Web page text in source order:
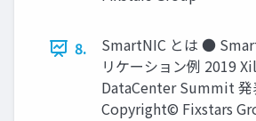
8.
SmartNIC とは ●
リケーション例 2019
DataCenter Summit 発
Copyright© Fixstars